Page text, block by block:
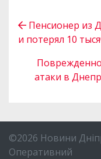
Пенсионер из
и потерял 10
атаки в
©2026 Новини
Оперативний